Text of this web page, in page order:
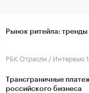
Рынок ритейла:
РБК Отрасли / Интервью
Трансграничные
российского бизнеса